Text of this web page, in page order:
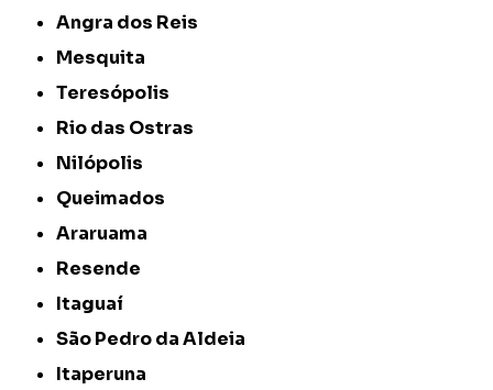
Angra dos Reis
Mesquita
Teresópolis
Rio das Ostras
Nilópolis
Queimados
Araruama
Resende
Itaguaí
São Pedro da Aldeia
Itaperuna